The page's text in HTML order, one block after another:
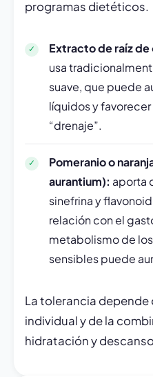
programas dietéticos.
Extracto de raíz
usa
suave, que puede
líquidos y
“drenaje”.
Pomeranio o
aurantium): aporta
sinefrina y
relación con el
metabolismo de
sensibles puede
La tolerancia depende
individual y de la
hidratación y